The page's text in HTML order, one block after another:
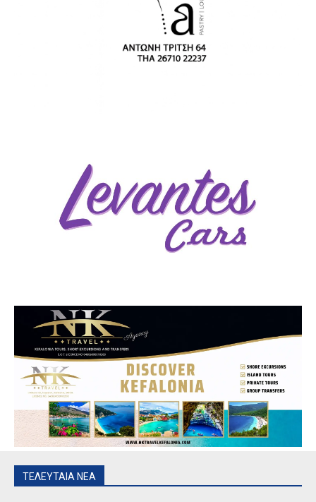
ΤΕΛΕΥΤΑΙΑ ΝΕΑ